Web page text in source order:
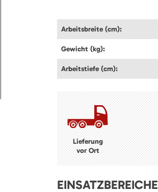
Arbeitsbreite (cm):
Gewicht (kg):
Arbeitstiefe (cm):
Lieferung
vor Ort
EINSATZBEREICHE